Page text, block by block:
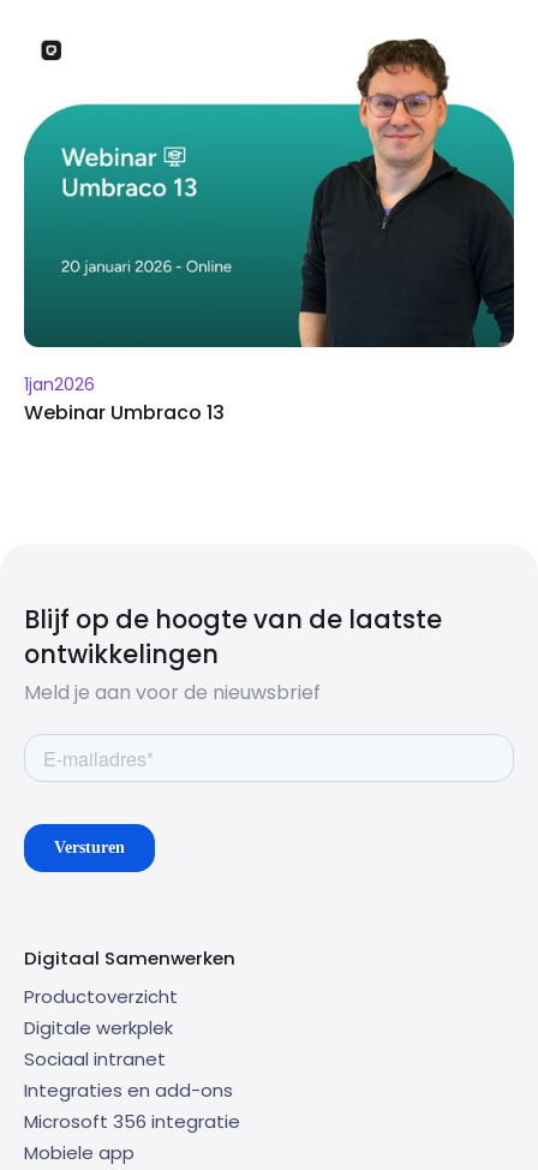
1jan2026
Webinar Umbraco 13
Blijf op de hoogte van de laatste
ontwikkelingen
Meld je aan voor de nieuwsbrief
Digitaal Samenwerken
Productoverzicht
Digitale werkplek
Sociaal intranet
Integraties en add-ons
Microsoft 356 integratie
Mobiele app